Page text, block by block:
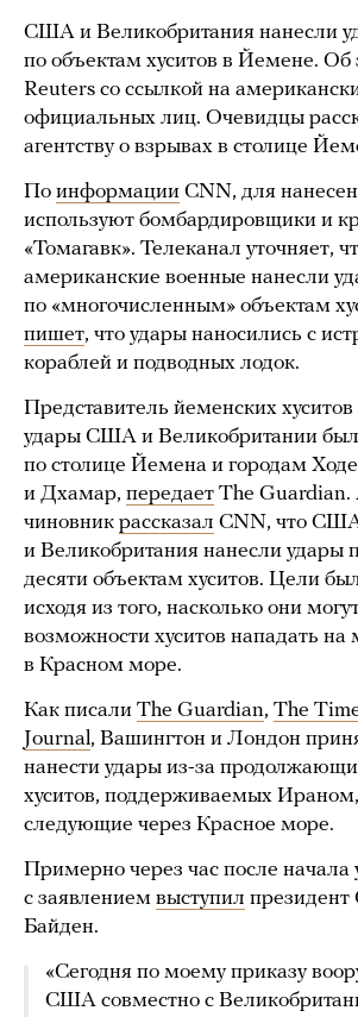
США и Великобритания нанесли
по объектам хуситов в Йемене. Об
Reuters со ссылкой на
официальных лиц. Очевидцы
агентству о взрывах в столице
По информации CNN, для
используют бомбардировщики и
«Томагавк». Телеканал уточняет,
американские военные нанесли
по «многочисленным» объектам
пишет, что удары наносились с
кораблей и подводных лодок.
Представитель йеменских хуситов
удары США и Великобритании
по столице Йемена и городам
и Дхамар, передает The
чиновник рассказал CNN, что
и Великобритания нанесли удары
десяти объектам хуситов. Цели
исходя из того, насколько они
возможности хуситов нападать на
в Красном море.
Как писали The Guardian, The
Journal, Вашингтон и Лондон
нанести удары из-за
хуситов, поддерживаемых Ираном,
следующие через Красное море.
Примерно через час после начала
с заявлением выступил
Байден.
«Сегодня по моему приказу
США совместно с